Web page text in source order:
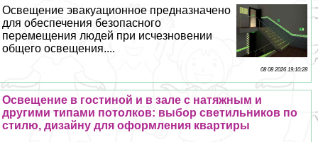
Освещение эвакуационное предназначено
для обеспечения безопасного
перемещения людей при исчезновении
общего освещения....
08 08 2026 19:10:28
Освещение в гостиной и в зале с натяжным и
другими типами потолков: выбор светильников по
стилю, дизайну для оформления квартиры